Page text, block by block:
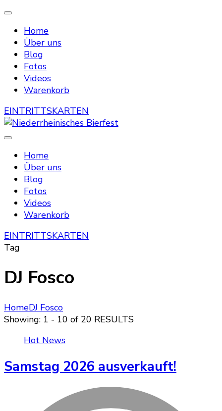
Home
Über uns
Blog
Fotos
Videos
Warenkorb
EINTRITTSKARTEN
Niederrheinisches Bierfest
Home
Über uns
Blog
Fotos
Videos
Warenkorb
EINTRITTSKARTEN
Tag
DJ Fosco
HomeDJ Fosco
Showing: 1 - 10 of 20 RESULTS
Hot News
Samstag 2026 ausverkauft!